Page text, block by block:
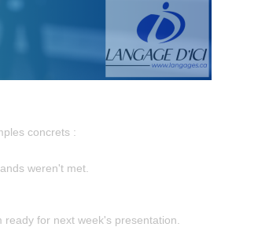
concrets :
weren't met.
for next week's presentation.